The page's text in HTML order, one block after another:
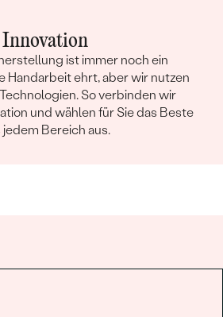
Innovation
ist immer noch ein
Handarbeit ehrt, aber wir nutzen
So verbinden wir
und wählen für Sie das Beste
jedem Bereich aus.